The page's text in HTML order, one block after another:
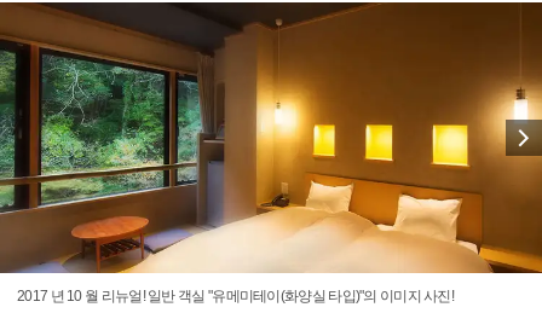
2017 년 10 월 리뉴얼! 일반 객실 "유메미테이(화양실 타입)"의 이미지 사진!